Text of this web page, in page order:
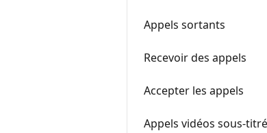
Appels sortants
Recevoir des appels
Accepter les appels
Appels vidéos sous-